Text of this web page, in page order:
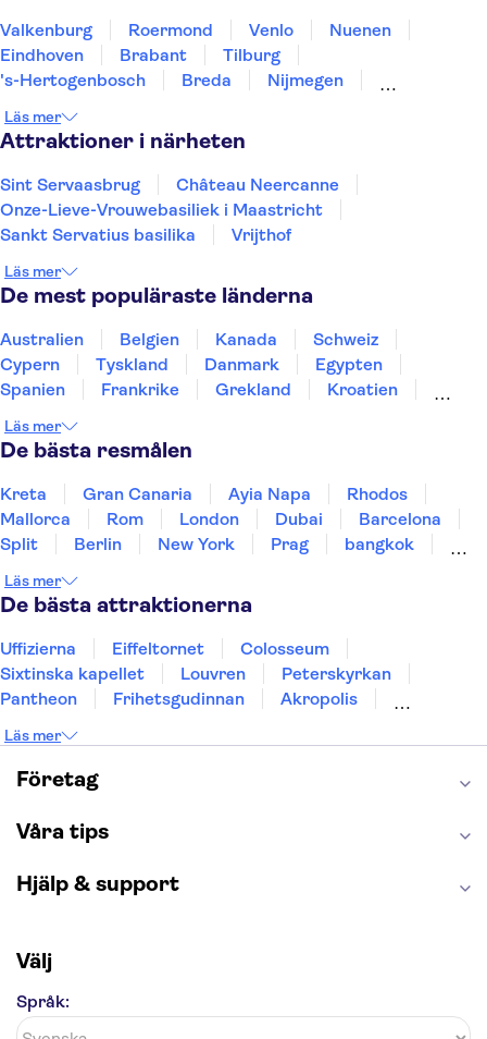
Valkenburg Roermond Venlo
Nuenen
Eindhoven
Brabant
Tilburg
's-Hertogenbosch
Breda
Nijmegen
Rotterdam
Läs mer
Attraktioner i närheten
Sint Servaasbrug
Château Neercanne
Onze-Lieve-Vrouwebasiliek i Maastricht
Sankt Servatius basilika
Vrijthof
Läs mer
De mest populäraste länderna
Australien Belgien Kanada
Schweiz
Cypern
Tyskland Danmark
Egypten
Spanien
Frankrike Grekland
Kroatien
Sverige
Thailand
Läs mer
De bästa resmålen
Kreta Gran Canaria Ayia Napa
Rhodos
Mallorca
Rom London Dubai
Barcelona
Split
Berlin New York Prag
bangkok
Uppsala
Helsingborg
Läs mer
De bästa attraktionerna
Uffizierna Eiffeltornet
Colosseum
Sixtinska kapellet
Louvren
Peterskyrkan
Pantheon
Frihetsgudinnan
Akropolis
Burj Khalifa
Keukenhof
Alcatraz
Saltgruvan i Wieliczka
London Dungeon
Läs mer
Företag
Våra tips
Hjälp & support
Välj
Språk: